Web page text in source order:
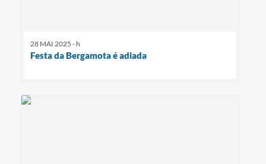
28 MAI 2025 - h
Festa da Bergamota é adiada